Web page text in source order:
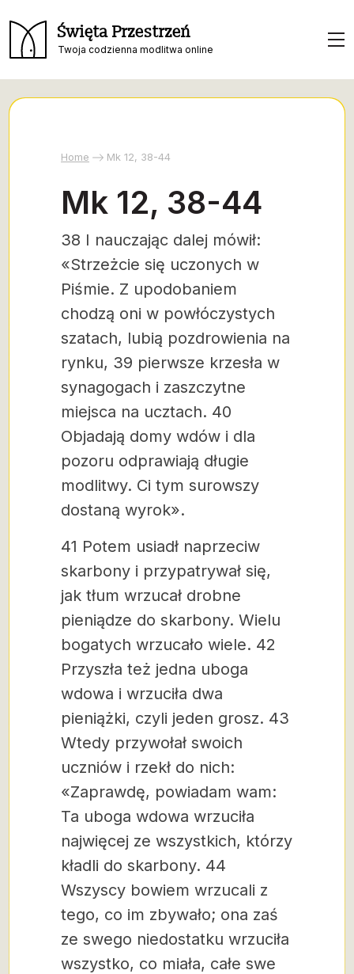
Święta Przestrzeń
Twoja codzienna modlitwa online
Home Mk 12, 38-44
Mk 12, 38-44
38 I nauczając dalej mówił:
«Strzeżcie się uczonych w
Piśmie. Z upodobaniem
chodzą oni w powłóczystych
szatach, lubią pozdrowienia na
rynku, 39 pierwsze krzesła w
synagogach i zaszczytne
miejsca na ucztach. 40
Objadają domy wdów i dla
pozoru odprawiają długie
modlitwy. Ci tym surowszy
dostaną wyrok».
41 Potem usiadł naprzeciw
skarbony i przypatrywał się,
jak tłum wrzucał drobne
pieniądze do skarbony. Wielu
bogatych wrzucało wiele. 42
Przyszła też jedna uboga
wdowa i wrzuciła dwa
pieniążki, czyli jeden grosz. 43
Wtedy przywołał swoich
uczniów i rzekł do nich:
«Zaprawdę, powiadam wam:
Ta uboga wdowa wrzuciła
najwięcej ze wszystkich, którzy
kładli do skarbony. 44
Wszyscy bowiem wrzucali z
tego, co im zbywało; ona zaś
ze swego niedostatku wrzuciła
wszystko, co miała, całe swe